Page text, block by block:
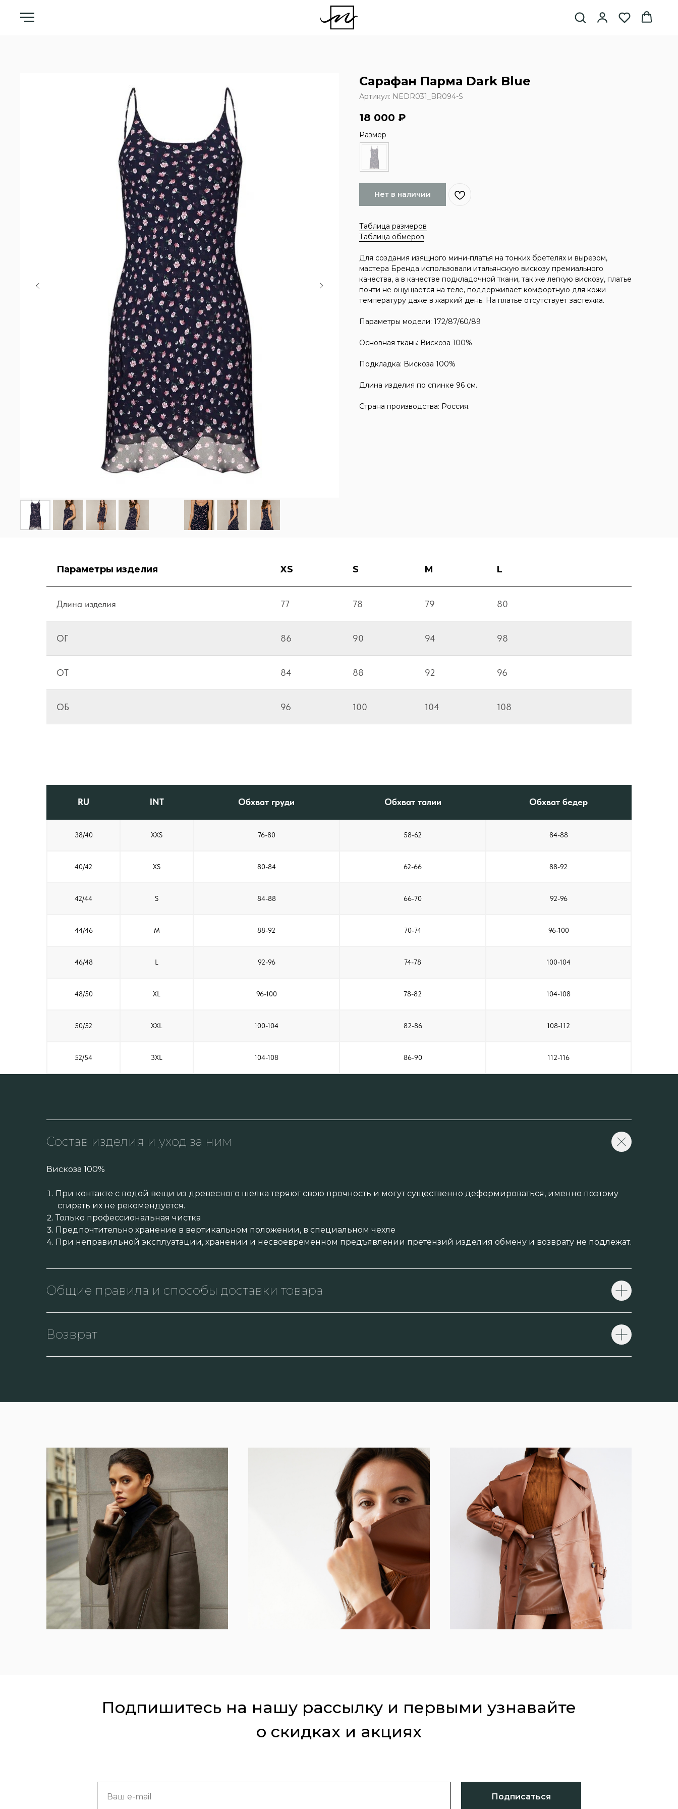
Сарафан Парма Dark Blue
Артикул: NEDR031_BR094-S
18 000 ₽
Размер
Нет в наличии
Таблица размеров
Таблица обмеров
Для создания изящного мини-платья на тонких бретелях и вырезом,
мастера Бренда использовали итальянскую вискозу премиального
качества, а в качестве подкладочной ткани, так же легкую вискозу, платье
почти не ощущается на теле, поддерживает комфортную для кожи
температуру даже в жаркий день. На платье отсутствует застежка.
Параметры модели: 172/87/60/89
Основная ткань: Вискоза 100%
Подкладка: Вискоза 100%
Длина изделия по спинке 96 см.
Страна производства: Россия.
Параметры изделия XS S M L
Длина изделия 77 78 79 80
ОГ 86 90 94 98
ОТ 84 88 92 96
ОБ 96 100 104 108
RU INT Обхват груди Обхват талии Обхват бедер
38/40 XXS 76-80 58-62 84-88
40/42 XS 80-84 62-66 88-92
42/44 S 84-88 66-70 92-96
44/46 M 88-92 70-74 96-100
46/48 L 92-96 74-78 100-104
48/50 XL 96-100 78-82 104-108
50/52 XXL 100-104 82-86 108-112
52/54 3XL 104-108 86-90 112-116
Состав изделия и уход за ним
Вискоза 100%
При контакте с водой вещи из древесного шелка теряют свою прочность и могут существенно деформироваться, именно поэтому
стирать их не рекомендуется.
Только профессиональная чистка
Предпочтительно хранение в вертикальном положении, в специальном чехле
При неправильной эксплуатации, хранении и несвоевременном предъявлении претензий изделия обмену и возврату не подлежат.
Общие правила и способы доставки товара
Возврат
Подпишитесь на нашу рассылку и первыми узнавайте
о скидках и акциях
Ваш e-mail Подписаться